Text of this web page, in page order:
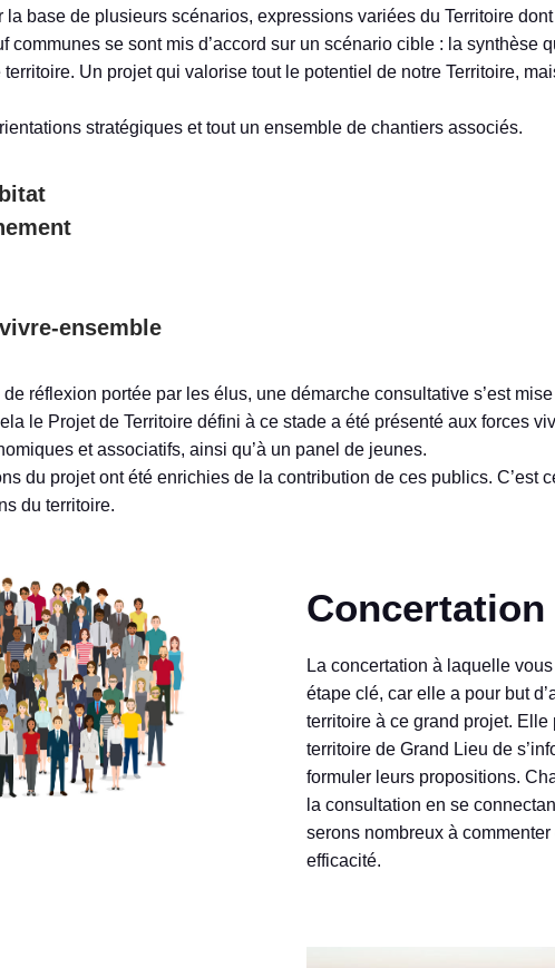
la base de plusieurs scénarios, expressions variées du Territoire
communes se sont mis d’accord sur un scénario cible : la synthèse
Un projet qui valorise tout le potentiel de notre Territoire,
stratégiques et tout un ensemble de chantiers associés.
ensemble
réflexion portée par les élus, une démarche consultative s’est
le Projet de Territoire défini à ce stade a été présenté aux forces
et associatifs, ainsi qu’à un panel de jeunes.
du projet ont été enrichies de la contribution de ces publics. C’est
du territoire.
La concertation à laquelle
étape clé, car elle a pour but
territoire à ce grand projet.
territoire de Grand Lieu de
formuler leurs propositions.
la consultation en se
serons nombreux à
efficacité.